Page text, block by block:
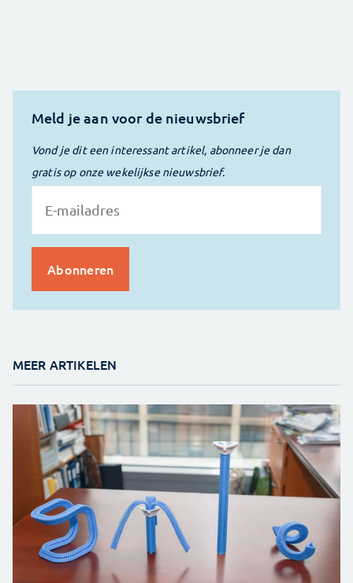
Meld je aan voor de nieuwsbrief
Vond je dit een interessant artikel, abonneer je dan
gratis op onze wekelijkse nieuwsbrief.
MEER ARTIKELEN